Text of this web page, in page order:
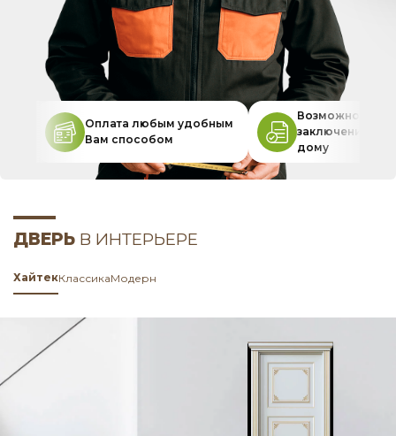
Оплата любым удобным
Вам способом
Возможность
заключения
дому
ДВЕРЬ В ИНТЕРЬЕРЕ
ХайтекКлассикаМодерн